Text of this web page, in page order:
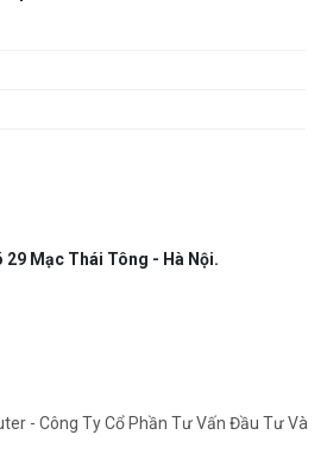
29 Mạc Thái Tông - Hà Nội.
- Công Ty Cổ Phần Tư Vấn Đầu Tư Và